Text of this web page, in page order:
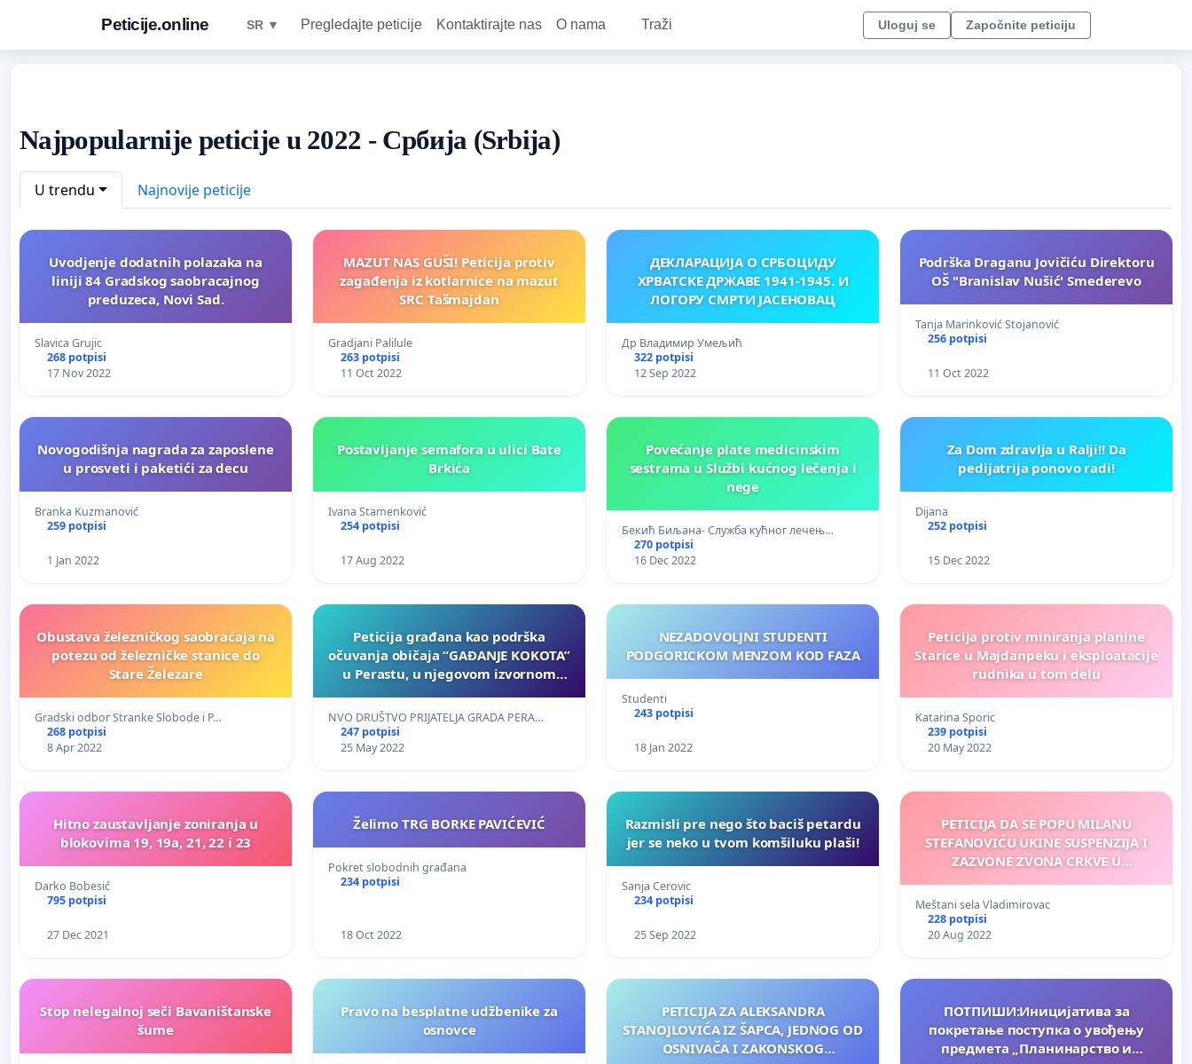
Peticije.online SR ▼ Pregledajte peticije Kontaktirajte nas O nama Traži Uloguj se Započnite peticiju
Najpopularnije peticije u 2022 - Србија (Srbija)
U trendu Najnovije peticije
Uvodjenje dodatnih polazaka na
liniji 84 Gradskog saobracajnog
preduzeca, Novi Sad.
Slavica Grujic
268 potpisi
17 Nov 2022
MAZUT NAS GUŠI! Peticija protiv
zagađenja iz kotlarnice na mazut
SRC Tašmajdan
Gradjani Palilule
263 potpisi
11 Oct 2022
ДЕКЛАРАЦИЈА О СРБОЦИДУ
ХРВАТСКЕ ДРЖАВЕ 1941-1945. И
ЛОГОРУ СМРТИ ЈАСЕНОВАЦ
Др Владимир Умељић
322 potpisi
12 Sep 2022
Podrška Draganu Jovičiću Direktoru
OŠ "Branislav Nušić' Smederevo
Tanja Marinković Stojanović
256 potpisi
11 Oct 2022
Novogodišnja nagrada za zaposlene
u prosveti i paketići za decu
Branka Kuzmanović
259 potpisi
1 Jan 2022
Postavljanje semafora u ulici Bate
Brkića
Ivana Stamenković
254 potpisi
17 Aug 2022
Povećanje plate medicinskim
sestrama u Službi kućnog lečenja i
nege
Бекић Биљана- Служба кућног лечењ…
270 potpisi
16 Dec 2022
Za Dom zdravlja u Ralji!! Da
pedijatrija ponovo radi!
Dijana
252 potpisi
15 Dec 2022
Obustava železničkog saobraćaja na
potezu od železničke stanice do
Stare Železare
Gradski odbor Stranke Slobode i P…
268 potpisi
8 Apr 2022
Peticija građana kao podrška
očuvanja običaja “GAĐANJE KOKOTA”
u Perastu, u njegovom izvornom
NVO DRUŠTVO PRIJATELJA GRADA PERA…
247 potpisi
25 May 2022
NEZADOVOLJNI STUDENTI
PODGORICKOM MENZOM KOD FAZA
Studenti
243 potpisi
18 Jan 2022
Peticija protiv miniranja planine
Starice u Majdanpeku i eksploatacije
rudnika u tom delu
Katarina Sporic
239 potpisi
20 May 2022
Hitno zaustavljanje zoniranja u
blokovima 19, 19a, 21, 22 i 23
Darko Bobesić
795 potpisi
27 Dec 2021
Želimo TRG BORKE PAVIĆEVIĆ
Pokret slobodnih građana
234 potpisi
18 Oct 2022
Razmisli pre nego što baciš petardu
jer se neko u tvom komšiluku plaši!
Sanja Cerovic
234 potpisi
25 Sep 2022
PETICIJA DA SE POPU MILANU
STEFANOVIĆU UKINE SUSPENZIJA I
ZAZVONE ZVONA CRKVE U
Meštani sela Vladimirovac
228 potpisi
20 Aug 2022
Stop nelegalnoj seči Bavaništanske
šume
Pravo na besplatne udžbenike za
osnovce
PETICIJA ZA ALEKSANDRA
STANOJLOVIĆA IZ ŠAPCA, JEDNOG OD
OSNIVAČA I ZAKONSKOG
ПОТПИШИ:Иницијатива за
покретање поступка о увођењу
предмета „Планинарство и